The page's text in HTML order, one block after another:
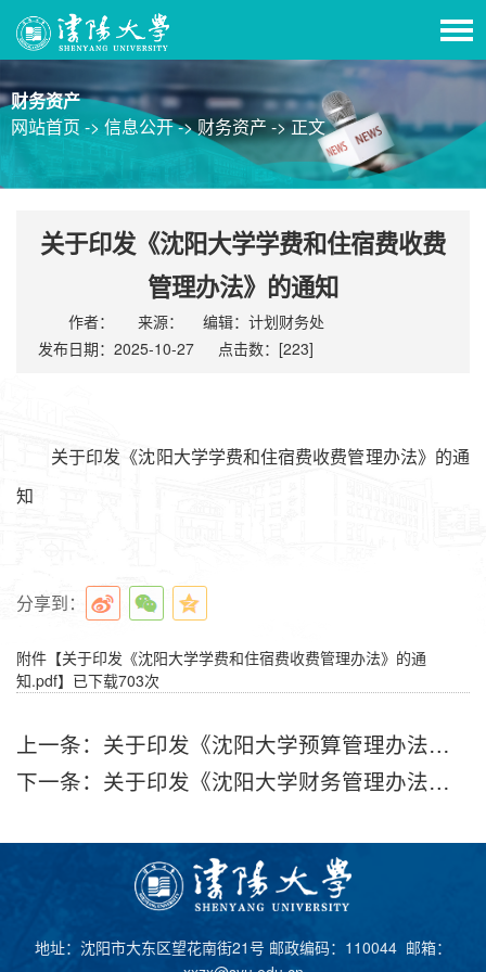
财务资产
网站首页 -> 信息公开 ->财务资产 ->正文
关于印发《沈阳大学学费和住宿费收费
管理办法》的通知
作者： 来源：
编辑：计划财务处
发布日期：2025-10-27
点击数：[223]
关于印发《沈阳大学学费和住宿费收费管理办法》的通
知
分享到：
附件【关于印发《沈阳大学学费和住宿费收费管理办法》的通
知.pdf】已下载703次
上一条： 关于印发《沈阳大学预算管理办法（修订）》的通知
下一条： 关于印发《沈阳大学财务管理办法（修订）》的通知
地址：沈阳市大东区望花南街21号 邮政编码：110044 邮箱：